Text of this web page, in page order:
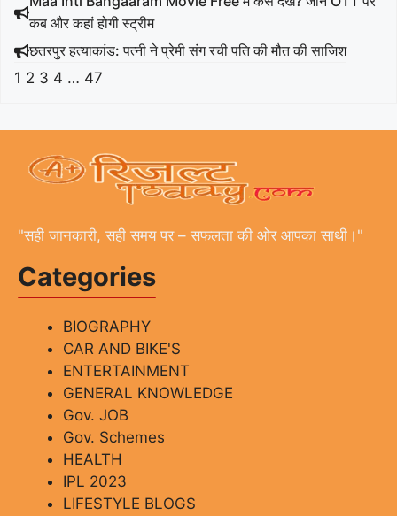
कब और कहां होगी स्ट्रीम
छतरपुर हत्याकांड: पत्नी ने प्रेमी संग रची पति की मौत की साजिश
1 2 3 4 … 47
"सही जानकारी, सही समय पर – सफलता की ओर आपका साथी।"
Categories
BIOGRAPHY
CAR AND BIKE'S
ENTERTAINMENT
GENERAL KNOWLEDGE
Gov. JOB
Gov. Schemes
HEALTH
IPL 2023
LIFESTYLE BLOGS